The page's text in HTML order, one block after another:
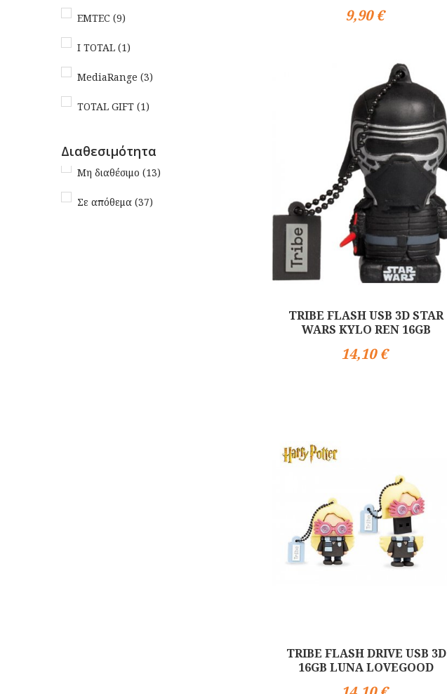
EMTEC (9)
I TOTAL (1)
MediaRange (3)
TOTAL GIFT (1)
Διαθεσιμότητα
Μη διαθέσιμο (13)
Σε απόθεμα (37)
9,90 €
TRIBE FLASH USB 3D STAR
WARS KYLO REN 16GB
14,10 €
TRIBE FLASH DRIVE USB 3D
16GB LUNA LOVEGOOD